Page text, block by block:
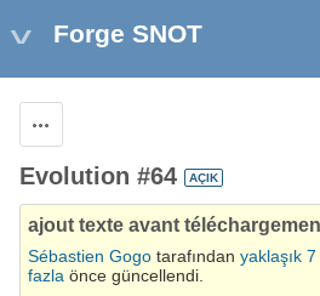
Forge SNOT
Evolution #64 AÇIK
ajout texte avant
Sébastien Gogo tarafından yaklaşık 7
fazla önce güncellendi.